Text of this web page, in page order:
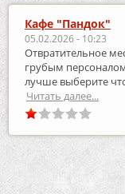
Кафе "Пандок"
05.02.2026 - 10:23
Отвратительное
грубым
лучше выберите
Читать далее...